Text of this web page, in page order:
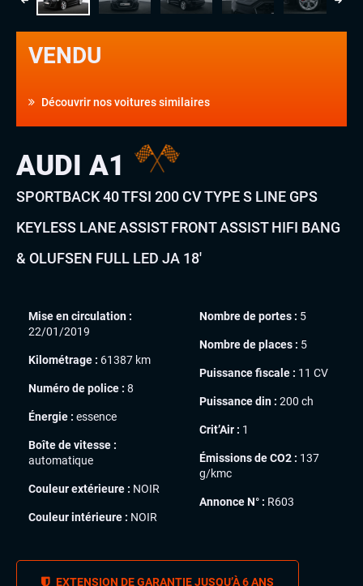
VENDU
Découvrir nos voitures similaires
AUDI A1
SPORTBACK 40 TFSI 200 CV TYPE S LINE GPS
KEYLESS LANE ASSIST FRONT ASSIST HIFI BANG
& OLUFSEN FULL LED JA 18′
Mise en circulation :
22/01/2019
Kilométrage : 61387 km
Numéro de police : 8
Énergie : essence
Boîte de vitesse :
automatique
Couleur extérieure : NOIR
Couleur intérieure : NOIR
Nombre de portes : 5
Nombre de places : 5
Puissance fiscale : 11 CV
Puissance din : 200 ch
Crit’Air : 1
Émissions de CO2 : 137
g/kmc
Annonce N° : R603
EXTENSION DE GARANTIE JUSQU’À 6 ANS